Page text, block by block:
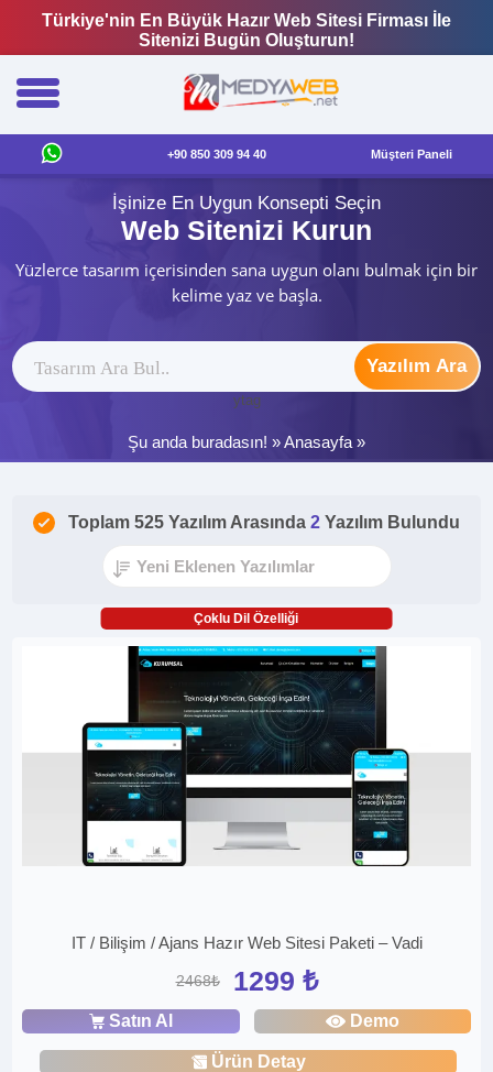
Türkiye'nin En Büyük Hazır Web Sitesi Firması İle
Sitenizi Bugün Oluşturun!
+90 850 309 94 40 Müşteri Paneli
İşinize En Uygun Konsepti Seçin
Web Sitenizi Kurun
Yüzlerce tasarım içerisinden sana uygun olanı bulmak için bir
kelime yaz ve başla.
Yazılım Ara
ytag
Şu anda buradasın! »Anasayfa »
Toplam 525 Yazılım Arasında 2 Yazılım Bulundu
Çoklu Dil Özelliği
IT / Bilişim / Ajans Hazır Web Sitesi Paketi – Vadi
2468₺ 1299 ₺
Satın Al Demo
Ürün Detay